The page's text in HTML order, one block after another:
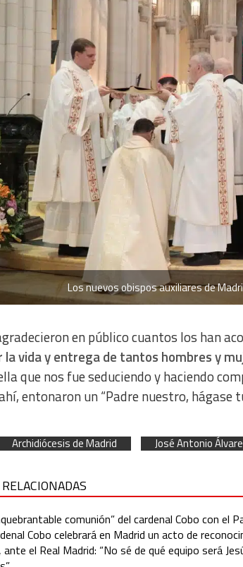
Los nuevos obispos auxiliares de
en público cuantos los han
la vida y entrega de tantos hombres y
que nos fue seduciendo y haciendo
entonaron un “Padre nuestro, hágase
Archidiócesis de Madrid José Antonio
comunión” del cardenal Cobo con el
Cobo celebrará en Madrid un acto de
ante el Real Madrid: “No sé de qué equipo será